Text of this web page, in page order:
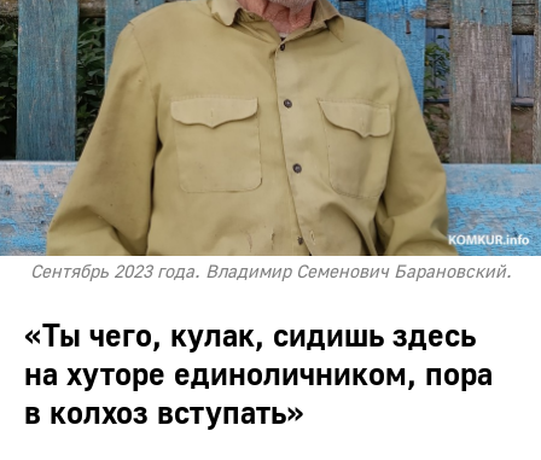
Сентябрь 2023 года. Владимир Семенович Барановский.
«Ты чего, кулак, сидишь здесь
на хуторе единоличником, пора
в колхоз вступать»